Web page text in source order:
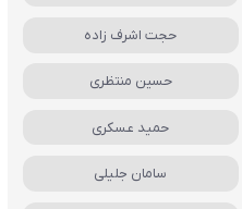
حجت اشرف زاده
حسین منتظری
حمید عسکری
سامان جلیلی